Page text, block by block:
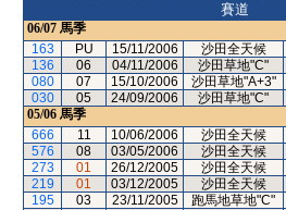
賽道
06/07 馬季
163
PU 15/11/2006 沙田全天候
136
06 04/11/2006 沙田草地"C"
080
07 15/10/2006 沙田草地"A+3"
030
05 24/09/2006 沙田草地"C"
05/06 馬季
666
11 10/06/2006 沙田全天候
576
08 03/05/2006 沙田全天候
273
01 26/12/2005 沙田全天候
219
01 03/12/2005 沙田全天候
195
03 23/11/2005 跑馬地草地"C"